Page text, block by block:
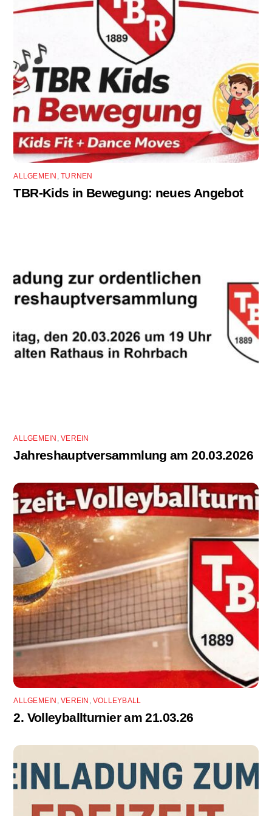
ALLGEMEIN ,TURNEN
TBR-Kids in Bewegung: neues Angebot
ALLGEMEIN ,VEREIN
Jahreshauptversammlung am 20.03.2026
ALLGEMEIN ,VEREIN , VOLLEYBALL
2. Volleyballturnier am 21.03.26